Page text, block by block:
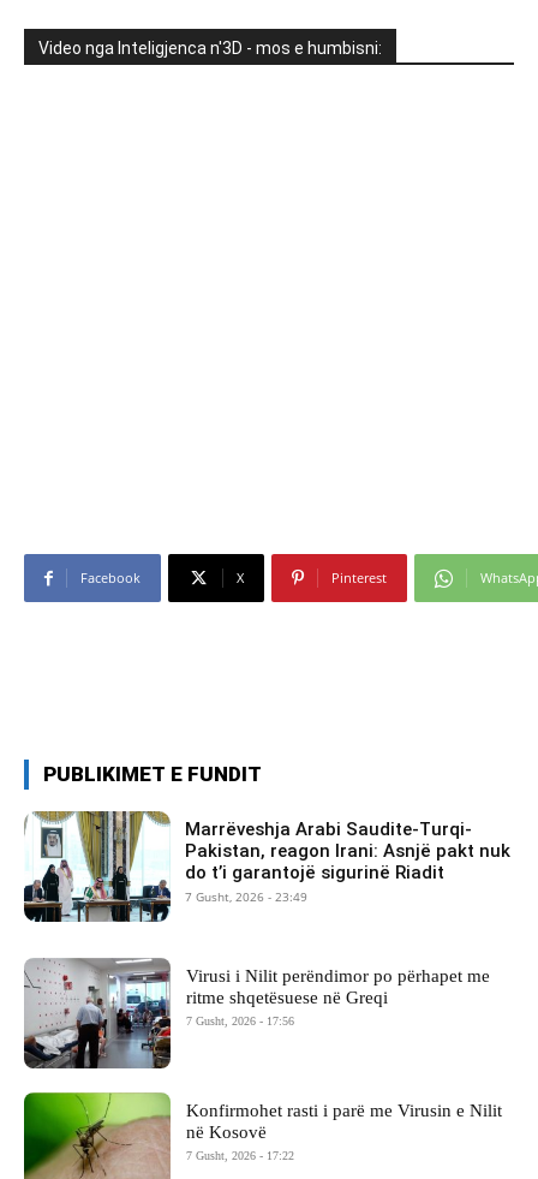
Video nga Inteligjenca n'3D - mos e humbisni:
Facebook X Pinterest
PUBLIKIMET E FUNDIT
Marrëveshja Arabi Saudite-Turqi-
Pakistan, reagon Irani: Asnjë pakt nuk
do t’i garantojë sigurinë Riadit
7 Gusht, 2026 - 23:49
Virusi i Nilit perëndimor po përhapet me
ritme shqetësuese në Greqi
7 Gusht, 2026 - 17:56
Konfirmohet rasti i parë me Virusin e Nilit
në Kosovë
7 Gusht, 2026 - 17:22